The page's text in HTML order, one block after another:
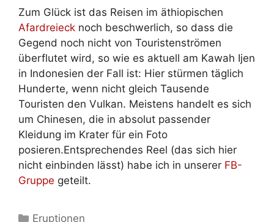
Zum Glück ist das Reisen im äthiopischen
Afardreieck noch beschwerlich, so dass die
Gegend noch nicht von Touristenströmen
überflutet wird, so wie es aktuell am Kawah Ijen
in Indonesien der Fall ist: Hier stürmen täglich
Hunderte, wenn nicht gleich Tausende
Touristen den Vulkan. Meistens handelt es sich
um Chinesen, die in absolut passender
Kleidung im Krater für ein Foto
posieren.Entsprechendes Reel (das sich hier
nicht einbinden lässt) habe ich in unserer FB-
Gruppe geteilt.
Kategorien
Eruptionen